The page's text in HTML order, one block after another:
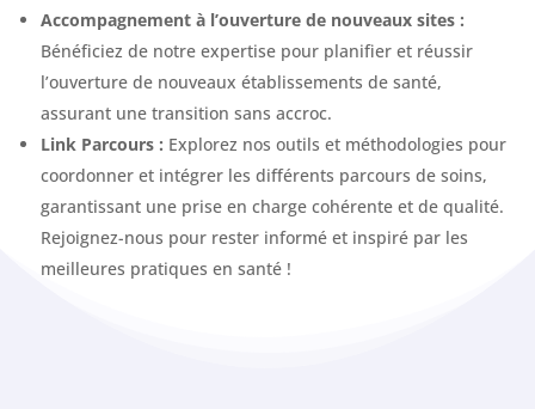
Accompagnement à l’ouverture de nouveaux sites :
Bénéficiez de notre expertise pour planifier et réussir
l’ouverture de nouveaux établissements de santé,
assurant une transition sans accroc.
Link Parcours : Explorez nos outils et méthodologies pour
coordonner et intégrer les différents parcours de soins,
garantissant une prise en charge cohérente et de qualité.
Rejoignez-nous pour rester informé et inspiré par les
meilleures pratiques en santé !